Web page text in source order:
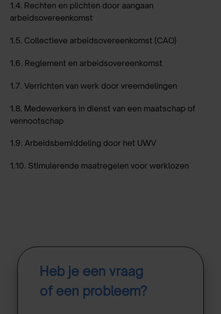
1.4. Rechten en plichten door aangaan
arbeidsovereenkomst
1.5. Collectieve arbeidsovereenkomst (CAO)
1.6. Reglement en arbeidsovereenkomst
1.7. Verrichten van werk door vreemdelingen
1.8. Medewerkers in dienst van een maatschap of
vennootschap
1.9. Arbeidsbemiddeling door het UWV
1.10. Stimulerende maatregelen voor werklozen
Heb je een vraag
of een probleem?